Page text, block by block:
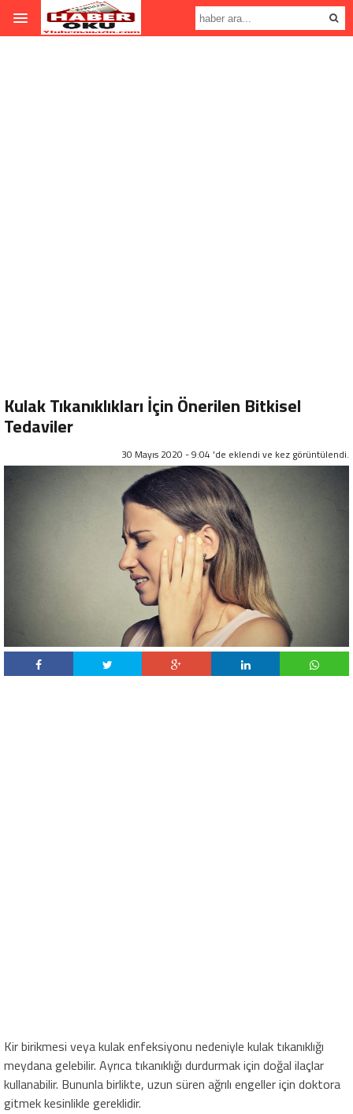
Kulak Tıkanıklıkları İçin Önerilen Bitkisel
Tedaviler
30 Mayıs 2020 - 9:04 'de eklendi ve kez görüntülendi.
Kir birikmesi veya kulak enfeksiyonu nedeniyle kulak tıkanıklığı
meydana gelebilir. Ayrıca tıkanıklığı durdurmak için doğal ilaçlar
kullanabilir. Bununla birlikte, uzun süren ağrılı engeller için doktora
gitmek kesinlikle gereklidir.